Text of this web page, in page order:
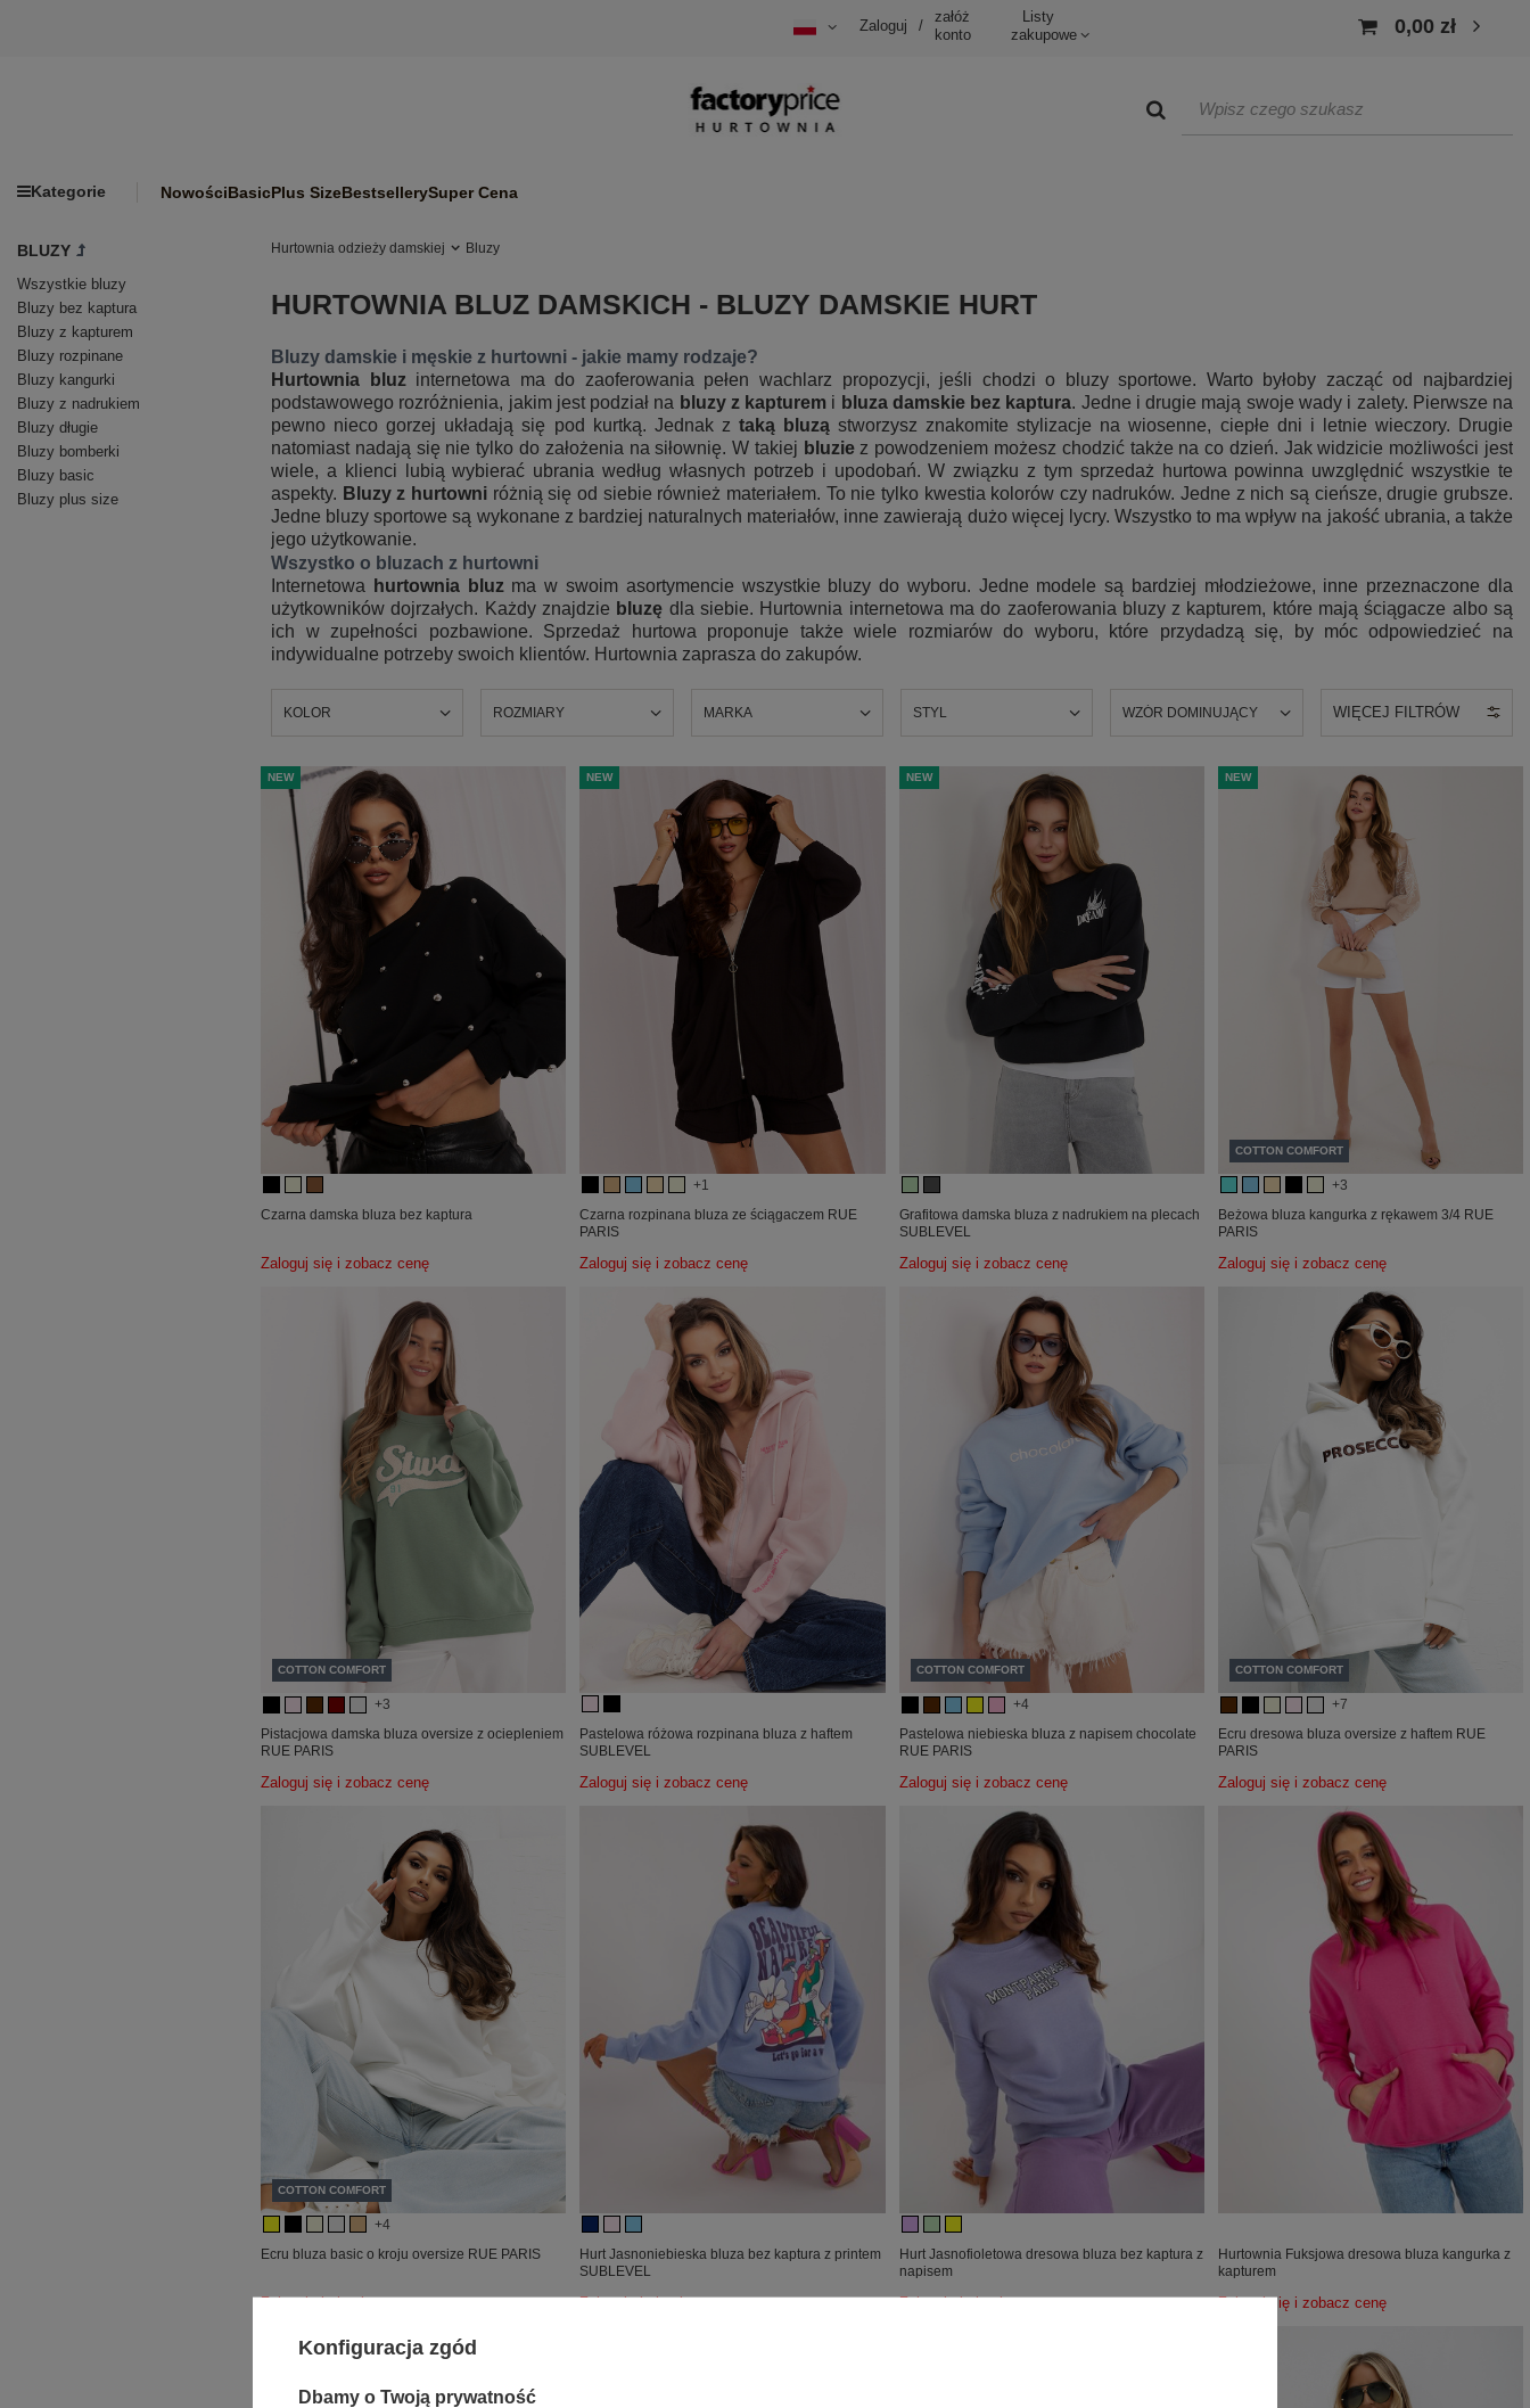
Zaloguj /
załóż
konto
Listy
zakupowe
0,00 zł
Kategorie NowościBasicPlus SizeBestsellerySuper Cena
BLUZY
Wszystkie bluzy
Bluzy bez kaptura
Bluzy z kapturem
Bluzy rozpinane
Bluzy kangurki
Bluzy z nadrukiem
Bluzy długie
Bluzy bomberki
Bluzy basic
Bluzy plus size
Hurtownia odzieży damskiej Bluzy
HURTOWNIA BLUZ DAMSKICH - BLUZY DAMSKIE HURT
Bluzy damskie i męskie z hurtowni - jakie mamy rodzaje?
Hurtownia bluzinternetowa ma do zaoferowania pełen wachlarz propozycji, jeśli chodzi o bluzy sportowe. Warto byłoby zacząć od najbardziej
podstawowego rozróżnienia, jakim jest podział na bluzy z kapturem i bluza damskie bez kaptura. Jedne i drugie mają swoje wady i zalety. Pierwsze na
pewno nieco gorzej układają się pod kurtką. Jednak z taką bluzą stworzysz znakomite stylizacje na wiosenne, ciepłe dni i letnie wieczory. Drugie
natomiast nadają się nie tylko do założenia na siłownię. W takiej bluziez powodzeniem możesz chodzić także na co dzień. Jak widzicie możliwości jest
wiele, a klienci lubią wybierać ubrania według własnych potrzeb i upodobań. W związku z tym sprzedaż hurtowa powinna uwzględnić wszystkie te
aspekty. Bluzy z hurtowni różnią się od siebie również materiałem. To nie tylko kwestia kolorów czy nadruków. Jedne z nich są cieńsze, drugie grubsze.
Jedne bluzy sportowe są wykonane z bardziej naturalnych materiałów, inne zawierają dużo więcej lycry. Wszystko to ma wpływ na jakość ubrania, a także
jego użytkowanie.
Wszystko o bluzach z hurtowni
Internetowa
hurtownia bluzma w swoim asortymencie wszystkie bluzy do wyboru. Jedne modele są bardziej młodzieżowe, inne przeznaczone dla
użytkowników dojrzałych. Każdy znajdzie bluzę dla siebie. Hurtownia internetowa ma do zaoferowania bluzy z kapturem, które mają ściągacze albo są
ich w zupełności pozbawione. Sprzedaż hurtowa proponuje także wiele rozmiarów do wyboru, które przydadzą się, by móc odpowiedzieć na
indywidualne potrzeby swoich klientów. Hurtownia zaprasza do zakupów.
KOLOR ROZMIARY MARKA STYL WZÓR DOMINUJĄCY WIĘCEJ FILTRÓW
NEW
Czarna damska bluza bez kaptura
Zaloguj się i zobacz cenę
NEW
+1
Czarna rozpinana bluza ze ściągaczem RUE
PARIS
Zaloguj się i zobacz cenę
NEW
Grafitowa damska bluza z nadrukiem na plecach
SUBLEVEL
Zaloguj się i zobacz cenę
NEW
COTTON COMFORT
+3
Beżowa bluza kangurka z rękawem 3/4 RUE
PARIS
Zaloguj się i zobacz cenę
COTTON COMFORT
+3
Pistacjowa damska bluza oversize z ociepleniem
RUE PARIS
Zaloguj się i zobacz cenę
Pastelowa różowa rozpinana bluza z haftem
SUBLEVEL
Zaloguj się i zobacz cenę
COTTON COMFORT
+4
Pastelowa niebieska bluza z napisem chocolate
RUE PARIS
Zaloguj się i zobacz cenę
COTTON COMFORT
+7
Ecru dresowa bluza oversize z haftem RUE
PARIS
Zaloguj się i zobacz cenę
COTTON COMFORT
+4
Ecru bluza basic o kroju oversize RUE PARIS
Hurt Jasnoniebieska bluza bez kaptura z printem
SUBLEVEL
Hurt Jasnofioletowa dresowa bluza bez kaptura z
napisem
Hurtownia Fuksjowa dresowa bluza kangurka z
kapturem
Zaloguj się i zobacz cenę
Konfiguracja zgód
Dbamy o Twoją prywatność